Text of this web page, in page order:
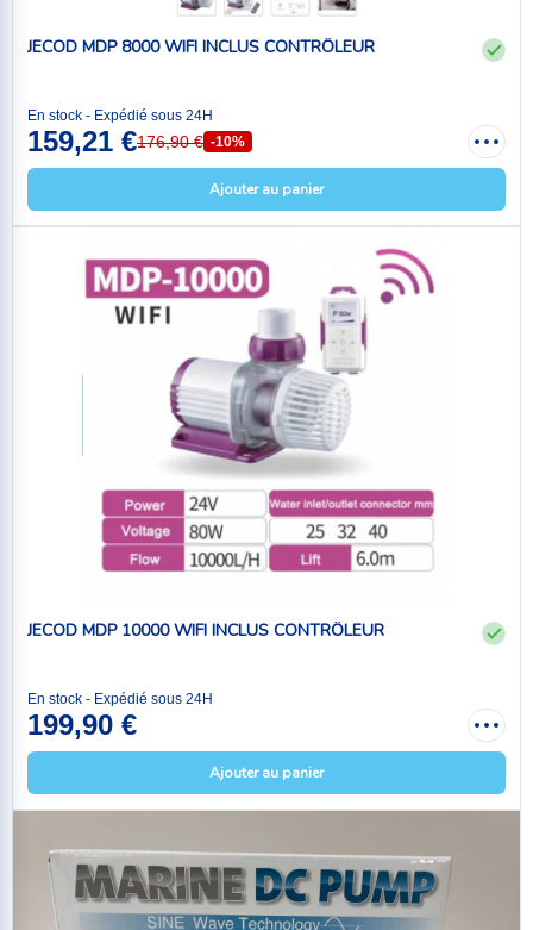
JECOD MDP 8000 WIFI INCLUS CONTRÔLEUR
En stock - Expédié sous 24H
159,21 €176,90 € -10%
Ajouter au panier
JECOD MDP 10000 WIFI INCLUS CONTRÔLEUR
En stock - Expédié sous 24H
199,90 €
Ajouter au panier